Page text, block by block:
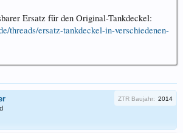
Ersatz für den Original-Tankdeckel:
threads/ersatz-tankdeckel-in-verschiedenen-
ZTR Baujahr: 2014